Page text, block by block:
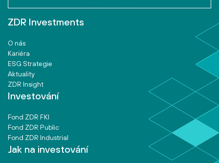
ZDR Investments
O nás
Kariéra
ESG Strategie
Aktuality
ZDR Insight
Investování
Fond ZDR FKI
Fond ZDR Public
Fond ZDR Industrial
Jak na investování